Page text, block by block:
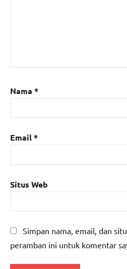
Nama *
Email*
Situs Web
Simpan nama, email, dan
peramban ini untuk komentar